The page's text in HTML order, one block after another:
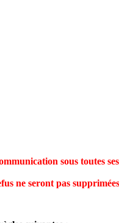
sous toutes
ne seront pas